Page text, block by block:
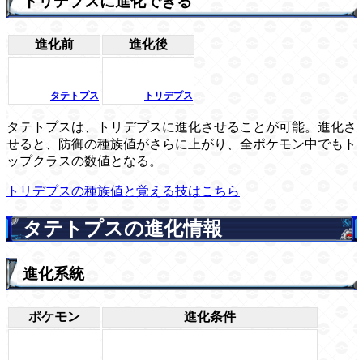
進化前 進化後
タテトプス トリデプス
タテトプスは、トリデプスに進化させることが可能。進化さ
せると、防御の種族値がさらに上がり、全ポケモン中でもト
ップクラスの数値となる。
トリデプスの種族値と覚える技はこちら
タテトプスの進化情報
進化系統
ポケモン 進化条件
-